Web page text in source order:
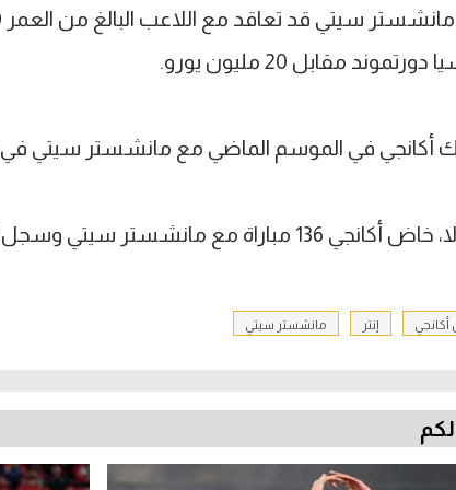
مقابل 20 مليون يورو.
في الموسم الماضي مع مانشستر سيتي في 40 مباراة خلال جميع البطولات.
مباراة مع مانشستر سيتي وسجل 5 أهداف وصنع 3 آخرين.
أكانجي إنتر مانشستر سيتي